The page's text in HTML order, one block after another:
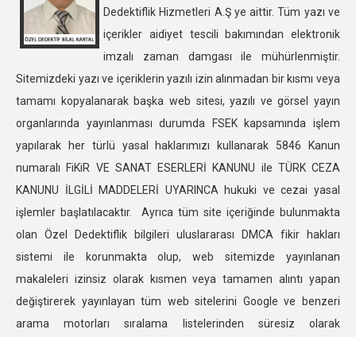
ÇORUM ÖZEL DEDEKTİFLİK
DENİZLİ ÖZEL DEDEKTİFLİK
DİYARBAKIR ÖZEL DEDEKTİFLİK
DÜZCE ÖZEL DEDEKTİFLİK
GİRESUN ÖZEL DEDEKTİFLİK
GÜMÜŞHANE ÖZEL DEDEKTİFLİK
HAKKARİ ÖZEL DEDEKTİFLİK
HATAY ÖZEL DEDEKTİFLİK
ISPARTA ÖZEL DEDEKTİFLİK
IĞDIR ÖZEL DEDEKTİFLİK
Dedektiflik Hizmetleri A.Ş ye aittir. Tüm yazı ve
içerikler aidiyet tescili bakımından elektronik
imzalı zaman damgası ile mühürlenmiştir.
Sitemizdeki yazı ve içeriklerin yazılı izin alınmadan bir kısmı veya
tamamı kopyalanarak başka web sitesi, yazılı ve görsel yayın
organlarında yayınlanması durumda FSEK kapsamında işlem
yapılarak her türlü yasal haklarımızı kullanarak 5846 Kanun
numaralı FiKiR VE SANAT ESERLERİ KANUNU ile TÜRK CEZA
KANUNU İLGİLİ MADDELERİ UYARINCA hukuki ve cezai yasal
işlemler başlatılacaktır. Ayrıca tüm site içeriğinde bulunmakta
olan Özel Dedektiflik bilgileri uluslararası DMCA fikir hakları
sistemi ile korunmakta olup, web sitemizde yayınlanan
makaleleri izinsiz olarak kısmen veya tamamen alıntı yapan
değiştirerek yayınlayan tüm web sitelerini Google ve benzeri
arama motorları sıralama listelerinden süresiz olarak